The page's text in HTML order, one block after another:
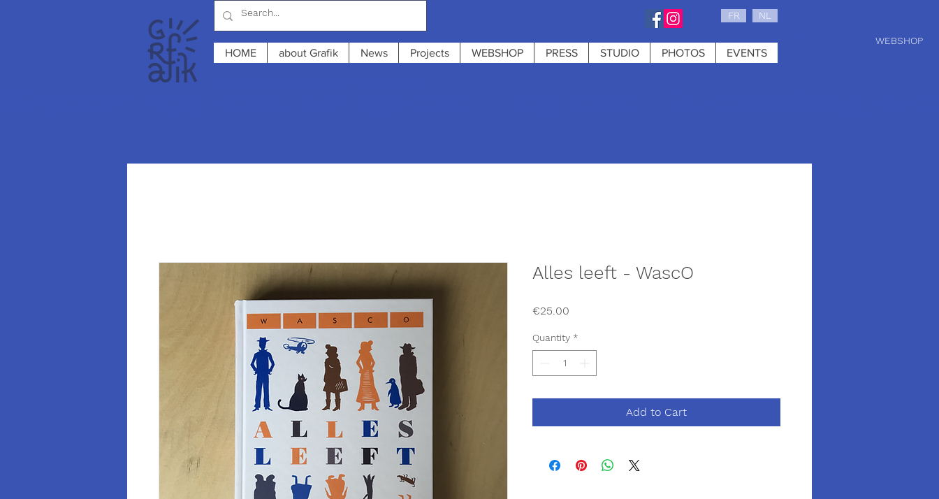
FR NL
HOME about Grafik News Projects WEBSHOP PRESS STUDIO PHOTOS EVENTS
WEBSHOP
Alles leeft - WascO
€25.00
Quantity *
Add to Cart